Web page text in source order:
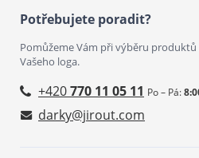
Potřebujete poradit?
Pomůžeme Vám při výběru
Vašeho loga.
+420770 11 05 11 Po – Pá:
darky@jirout.com